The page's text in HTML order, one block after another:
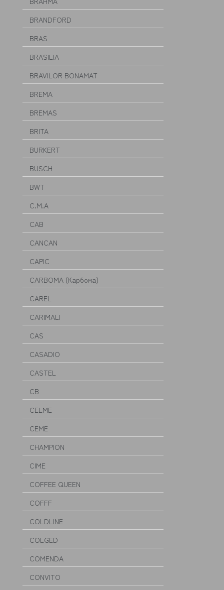
BRANDFORD
BRAS
BRASILIA
BRAVILOR BONAMAT
BREMA
BREMAS
BRITA
BURKERT
BUSCH
BWT
C.M.A
CAB
CANCAN
CAPIC
CARBOMA (Карбома)
CAREL
CARIMALI
CAS
CASADIO
CASTEL
CB
CELME
CEME
CHAMPION
CIME
COFFEE QUEEN
COFFF
COLDLINE
COLGED
COMENDA
CONVITO